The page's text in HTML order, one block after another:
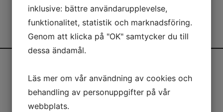
MENY
inklusive: bättre användarupplevelse,
funktionalitet, statistik och marknadsföring.
Genom att klicka på "OK" samtycker du till
dessa ändamål.
Läs mer om vår användning av cookies och
behandling av personuppgifter på vår
webbplats.